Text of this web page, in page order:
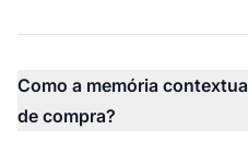
Como a memória
de compra?